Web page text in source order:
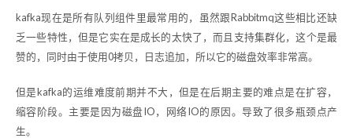
kafka现在是所有队列组件里最常用的，虽然跟Rabbitmq这些相比还缺
乏一些特性，但是它实在是成长的太快了，而且支持集群化，这个是最
赞的，同时由于使用0拷贝，日志追加，所以它的磁盘效率非常高。
但是kafka的运维难度前期并不大，但是在后期主要的难点是在扩容，
缩容阶段。主要是因为磁盘IO，网络IO的原因。导致了很多瓶颈点产
生。